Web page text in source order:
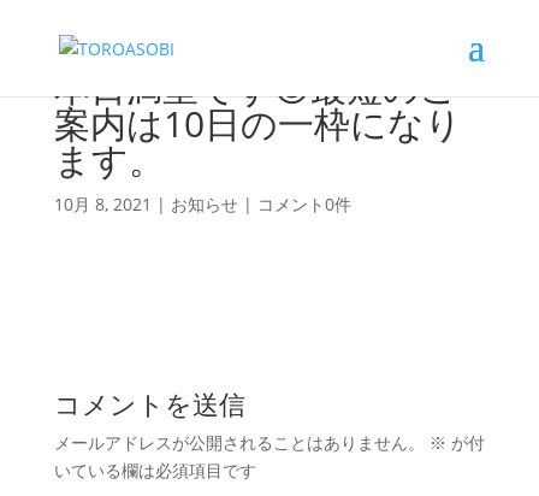
本日満室です😊最短のご
案内は10日の一枠になり
ます。
10月 8, 2021 | お知らせ| コメント0件
コメントを送信
メールアドレスが公開されることはありません。 ※ が付
いている欄は必須項目です